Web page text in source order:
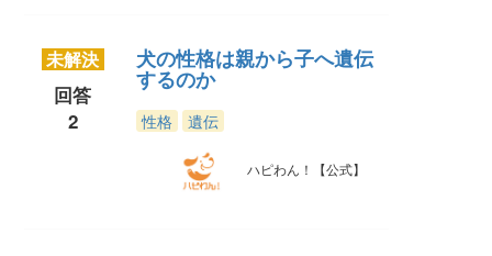
未解決
回答
2
犬の性格は親から子へ遺伝
するのか
性格 遺伝
ハピわん！【公式】